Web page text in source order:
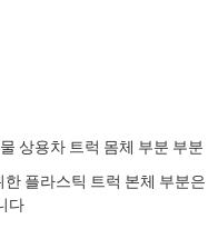
상용차 트럭 몸체 부분 부분
플라스틱 트럭 본체 부분은
다